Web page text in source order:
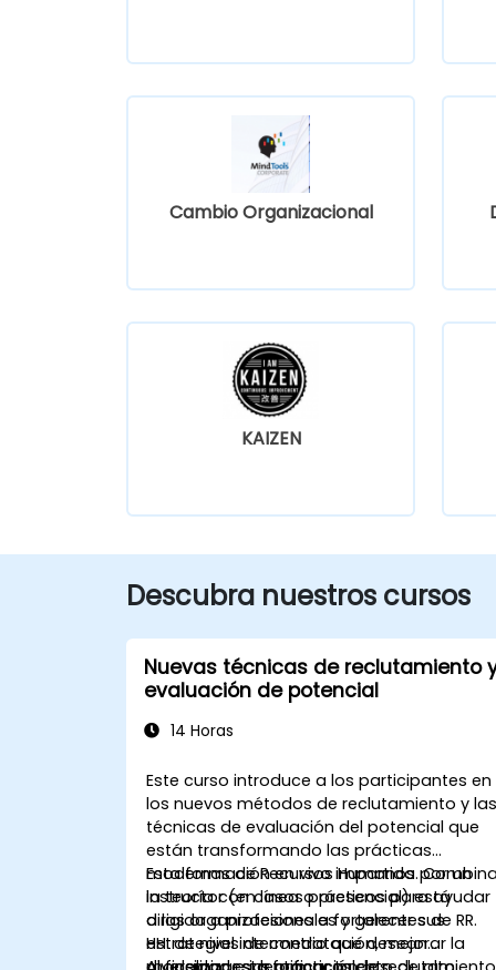
Cambio Organizacional
KAIZEN
Descubra nuestros cursos
Nuevas técnicas de reclutamiento
evaluación de potencial
14 Horas
Este curso introduce a los participantes en
los nuevos métodos de reclutamiento y las
técnicas de evaluación del potencial que
están transformando las prácticas
modernas de Recursos Humanos. Combina
la teoría con casos prácticos para ayudar
a las organizaciones a fortalecer sus
estrategias de contratación, mejorar la
Esta formación en vivo impartida por un
instructor (en línea o presencial) está
dirigida a profesionales y gerentes de RR.
HH. de nivel intermedio que desean